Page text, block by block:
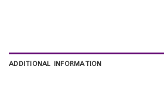
ADDITIONAL INFORMATION